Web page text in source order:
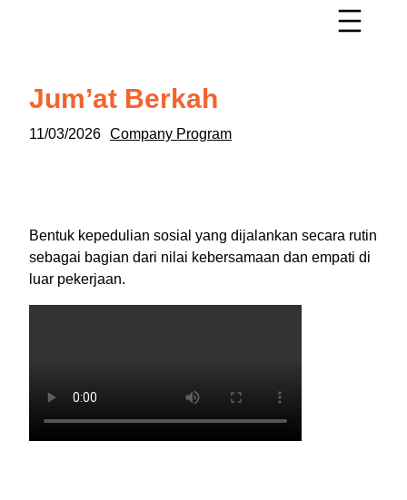
Jum’at Berkah
11/03/2026 Company Program
Bentuk kepedulian sosial yang dijalankan secara rutin
sebagai bagian dari nilai kebersamaan dan empati di
luar pekerjaan.